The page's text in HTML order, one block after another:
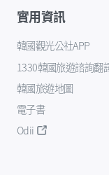
實用資訊
韓國觀光公社APP
1330韓國旅遊諮詢翻
韓國旅遊地圖
電子書
Odii